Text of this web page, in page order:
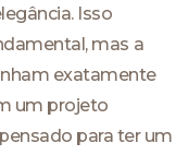
Isso
mas a
exatamente
um projeto
para ter um